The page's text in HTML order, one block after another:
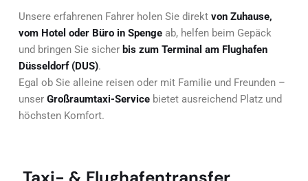
Unsere erfahrenen Fahrer holen Sie direkt von Zuhause,
vom Hotel oder Büro in Spenge ab, helfen beim Gepäck
und bringen Sie sicher bis zum Terminal am Flughafen
Düsseldorf (DUS).
Egal ob Sie alleine reisen oder mit Familie und Freunden –
unser Großraumtaxi-Service bietet ausreichend Platz und
höchsten Komfort.